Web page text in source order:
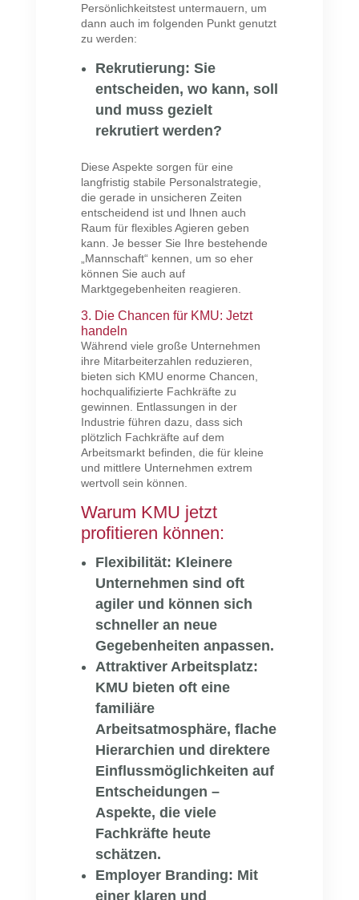
Persönlichkeitstest untermauern, um
dann auch im folgenden Punkt genutzt
zu werden:
Rekrutierung: Sie
entscheiden, wo kann, soll
und muss gezielt
rekrutiert werden?
Diese Aspekte sorgen für eine
langfristig stabile Personalstrategie,
die gerade in unsicheren Zeiten
entscheidend ist und Ihnen auch
Raum für flexibles Agieren geben
kann. Je besser Sie Ihre bestehende
„Mannschaft“ kennen, um so eher
können Sie auch auf
Marktgegebenheiten reagieren.
3. Die Chancen für KMU: Jetzt
handeln
Während viele große Unternehmen
ihre Mitarbeiterzahlen reduzieren,
bieten sich KMU enorme Chancen,
hochqualifizierte Fachkräfte zu
gewinnen. Entlassungen in der
Industrie führen dazu, dass sich
plötzlich Fachkräfte auf dem
Arbeitsmarkt befinden, die für kleine
und mittlere Unternehmen extrem
wertvoll sein können.
Warum KMU jetzt
profitieren können:
Flexibilität: Kleinere
Unternehmen sind oft
agiler und können sich
schneller an neue
Gegebenheiten anpassen.
Attraktiver Arbeitsplatz:
KMU bieten oft eine
familiäre
Arbeitsatmosphäre, flache
Hierarchien und direktere
Einflussmöglichkeiten auf
Entscheidungen –
Aspekte, die viele
Fachkräfte heute
schätzen.
Employer Branding: Mit
einer klaren und